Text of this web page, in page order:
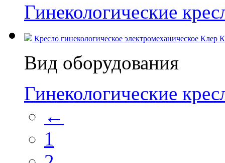
Гинекологические
Кресло гинекологическое электромеханическое
Вид оборудования
Гинекологические
←
1